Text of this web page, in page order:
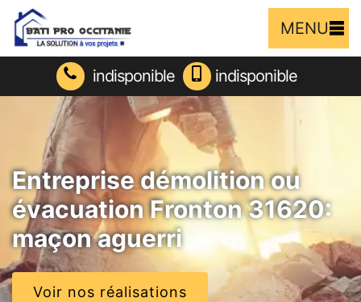
MENU
indisponible indisponible
Entreprise démolition ou
évacuation Fronton 31620:
maçon aguerri
Voir nos réalisations